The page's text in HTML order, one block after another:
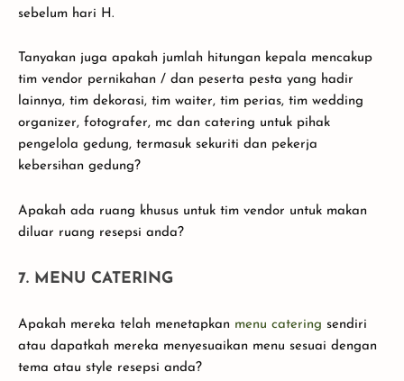
sebelum hari H.
Tanyakan juga apakah jumlah hitungan kepala mencakup
tim vendor pernikahan / dan peserta pesta yang hadir
lainnya, tim dekorasi, tim waiter, tim perias, tim wedding
organizer, fotografer, mc dan catering untuk pihak
pengelola gedung, termasuk sekuriti dan pekerja
kebersihan gedung?
Apakah ada ruang khusus untuk tim vendor untuk makan
diluar ruang resepsi anda?
7. MENU CATERING
Apakah mereka telah menetapkan menu catering sendiri
atau dapatkah mereka menyesuaikan menu sesuai dengan
tema atau style resepsi anda?